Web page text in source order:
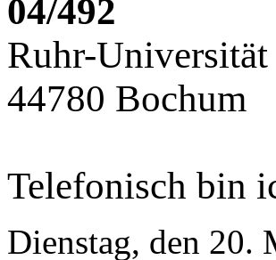
04/492
Ruhr-
44780 Bochum
Telefonisch bin
Dienstag, den 20.